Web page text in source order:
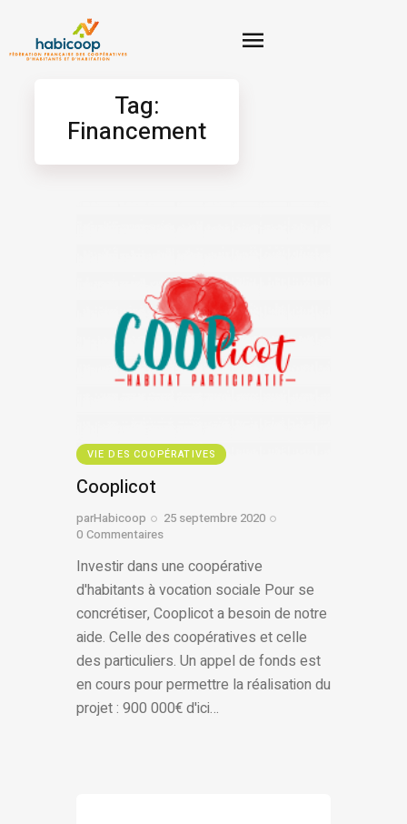
Tag:
Financement
VIE DES COOPÉRATIVES
Cooplicot
parHabicoop
25 septembre 2020
0 Commentaires
Investir dans une coopérative
d'habitants à vocation sociale Pour se
concrétiser, Cooplicot a besoin de notre
aide. Celle des coopératives et celle
des particuliers. Un appel de fonds est
en cours pour permettre la réalisation du
projet : 900 000€ d'ici…